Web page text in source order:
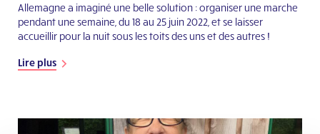
Allemagne a imaginé une belle solution : organiser une marche
pendant une semaine, du 18 au 25 juin 2022, et se laisser
accueillir pour la nuit sous les toits des uns et des autres !
Lire plus